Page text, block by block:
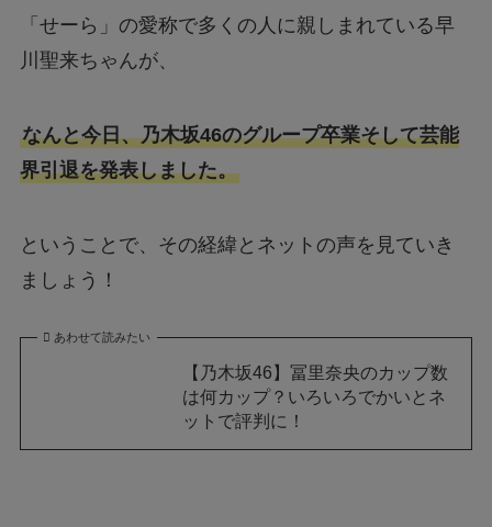
「せーら」の愛称で多くの人に親しまれている早
川聖来ちゃんが、
なんと今日、乃木坂46のグループ卒業そして芸能
界引退を発表しました。
ということで、その経緯とネットの声を見ていき
ましょう！
あわせて読みたい
【乃木坂46】冨里奈央のカップ数
は何カップ？いろいろでかいとネ
ットで評判に！